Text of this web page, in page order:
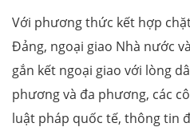
Với phương thức kết hợp
Đảng, ngoại giao Nhà nước
gắn kết ngoại giao với lòng
phương và đa phương, các
luật pháp quốc tế, thông tin